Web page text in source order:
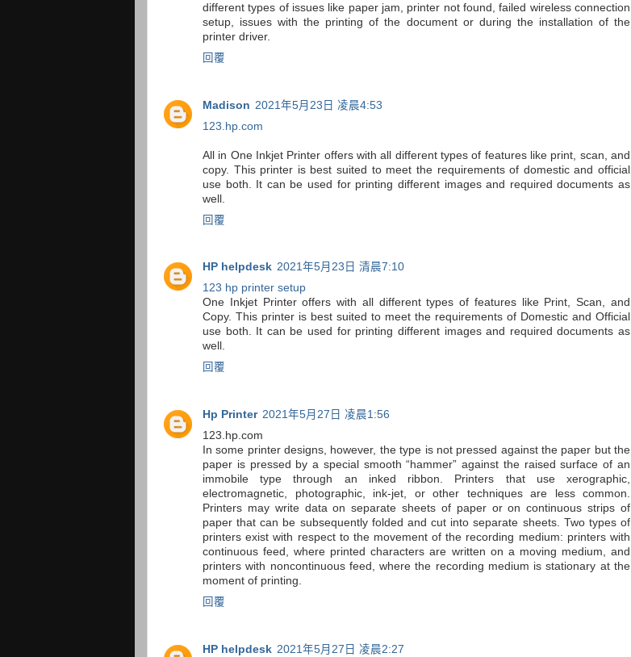
different types of issues like paper jam, printer not found, failed wireless connection
setup, issues with the printing of the document or during the installation of the
printer driver.
回覆
Madison 2021年5月23日 凌晨4:53
123.hp.com
All in One Inkjet Printer offers with all different types of features like print, scan, and
copy. This printer is best suited to meet the requirements of domestic and official
use both. It can be used for printing different images and required documents as
well.
回覆
HP helpdesk 2021年5月23日 清晨7:10
123 hp printer setup
One Inkjet Printer offers with all different types of features like Print, Scan, and
Copy. This printer is best suited to meet the requirements of Domestic and Official
use both. It can be used for printing different images and required documents as
well.
回覆
Hp Printer 2021年5月27日 凌晨1:56
123.hp.com
In some printer designs, however, the type is not pressed against the paper but the
paper is pressed by a special smooth “hammer” against the raised surface of an
immobile type through an inked ribbon. Printers that use xerographic,
electromagnetic, photographic, ink-jet, or other techniques are less common.
Printers may write data on separate sheets of paper or on continuous strips of
paper that can be subsequently folded and cut into separate sheets. Two types of
printers exist with respect to the movement of the recording medium: printers with
continuous feed, where printed characters are written on a moving medium, and
printers with noncontinuous feed, where the recording medium is stationary at the
moment of printing.
回覆
HP helpdesk 2021年5月27日 凌晨2:27